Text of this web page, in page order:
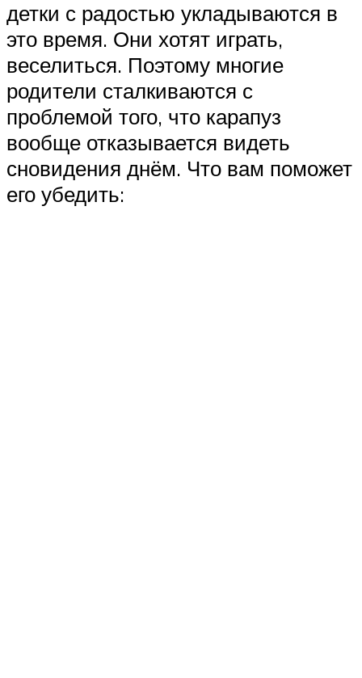
детки с радостью укладываются в
это время. Они хотят играть,
веселиться. Поэтому многие
родители сталкиваются с
проблемой того, что карапуз
вообще отказывается видеть
сновидения днём. Что вам поможет
его убедить: